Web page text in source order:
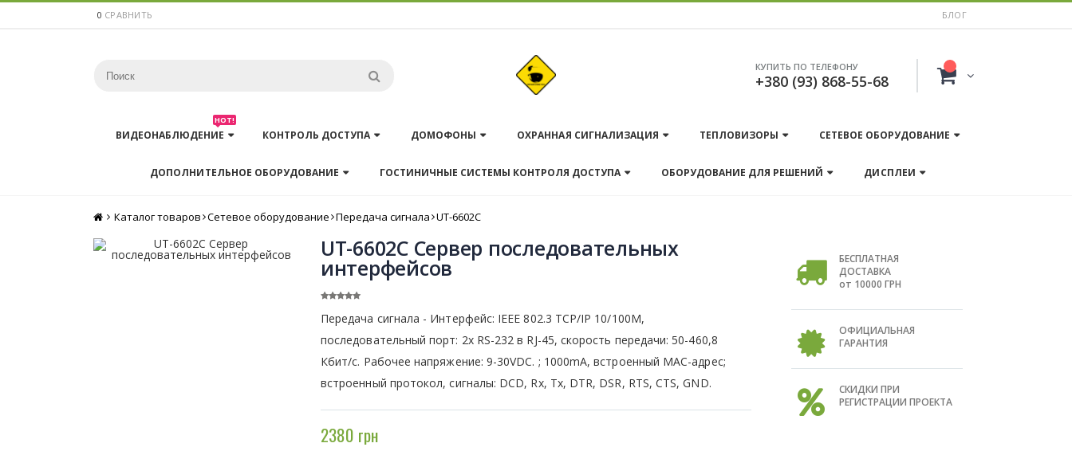
0 СРАВНИТЬ БЛОГ
КУПИТЬ ПО ТЕЛЕФОНУ
+380 (93) 868-55-68
ВИДЕОНАБЛЮДЕНИЕ
HOT!
КОНТРОЛЬ ДОСТУПА ДОМОФОНЫ ОХРАННАЯ СИГНАЛИЗАЦИЯ ТЕПЛОВИЗОРЫ СЕТЕВОЕ ОБОРУДОВАНИЕ
ДОПОЛНИТЕЛЬНОЕ ОБОРУДОВАНИЕ ГОСТИНИЧНЫЕ СИСТЕМЫ КОНТРОЛЯ ДОСТУПА ОБОРУДОВАНИЕ ДЛЯ РЕШЕНИЙ ДИСПЛЕИ
Главная
Каталог товаров Сетевое оборудование Передача сигнала UT-6602C
UT-6602C Сервер последовательных
интерфейсов
Передача сигнала - Интерфейс: IEEE 802.3 TCP/IP 10/100M,
последовательный порт: 2x RS-232 в RJ-45, скорость передачи: 50-460,8
Кбит/с. Рабочее напряжение: 9-30VDC. ; 1000mA, встроенный MAC-адрес;
встроенный протокол, сигналы: DCD, Rx, Tx, DTR, DSR, RTS, CTS, GND.
2380 грн
БЕСПЛАТНАЯ
ДОСТАВКА
от 10000 ГРН
ОФИЦИАЛЬНАЯ
ГАРАНТИЯ
СКИДКИ ПРИ
РЕГИСТРАЦИИ ПРОЕКТА